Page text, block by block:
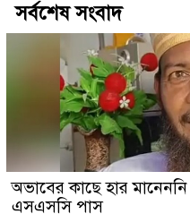
সর্বশেষ সংবাদ
অভাবের কাছে হার
এসএসসি পাস